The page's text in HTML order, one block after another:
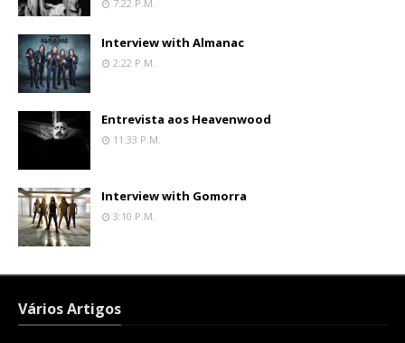
7:22 P.m.
Interview with Almanac
2:22 P.m.
Entrevista aos Heavenwood
11:33 P.m.
Interview with Gomorra
3:10 P.m.
Vários Artigos